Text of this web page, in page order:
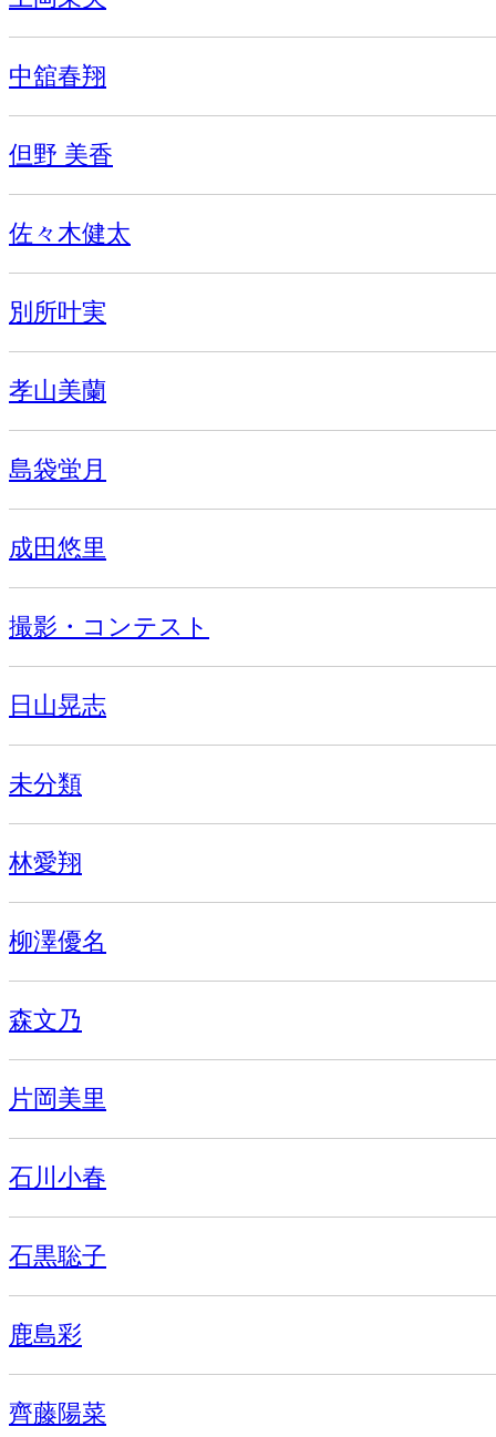
中舘春翔
但野 美香
佐々木健太
別所叶実
孝山美蘭
島袋蛍月
成田悠里
撮影・コンテスト
日山晃志
未分類
林愛翔
柳澤優名
森文乃
片岡美里
石川小春
石黒聡子
鹿島彩
齊藤陽菜